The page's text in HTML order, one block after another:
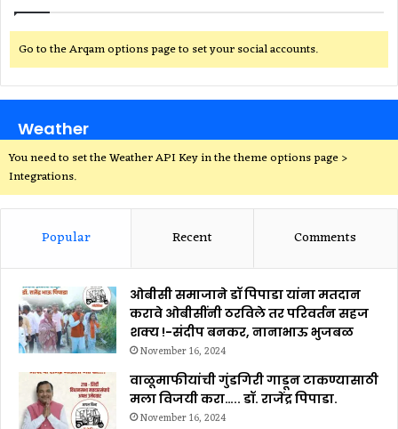
Go to the Arqam options page to set your social accounts.
Weather
You need to set the Weather API Key in the theme options page >
Integrations.
Popular Recent Comments
ओबीसी समाजाने डॉ पिपाडा यांना मतदान
करावे ओबीसींनी ठरविले तर परिवर्तन सहज
शक्य !-संदीप बनकर, नानाभाऊ भुजबळ
November 16, 2024
वाळूमाफीयांची गुंडगिरी गाडून टाकण्यासाठी
मला विजयी करा….. डॉ. राजेंद्र पिपाडा.
November 16, 2024